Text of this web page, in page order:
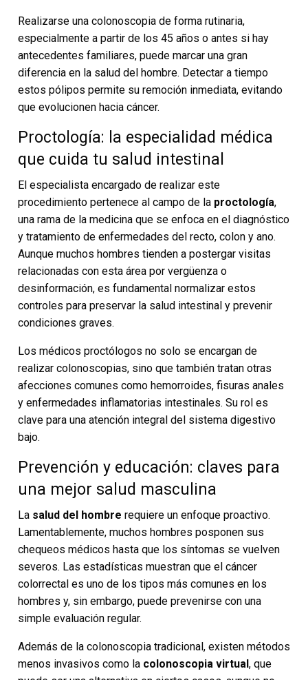
Realizarse una colonoscopia de forma rutinaria,
especialmente a partir de los 45 años o antes si hay
antecedentes familiares, puede marcar una gran
diferencia en la salud del hombre. Detectar a tiempo
estos pólipos permite su remoción inmediata, evitando
que evolucionen hacia cáncer.
Proctología: la especialidad médica
que cuida tu salud intestinal
El especialista encargado de realizar este
procedimiento pertenece al campo de la proctología,
una rama de la medicina que se enfoca en el diagnóstico
y tratamiento de enfermedades del recto, colon y ano.
Aunque muchos hombres tienden a postergar visitas
relacionadas con esta área por vergüenza o
desinformación, es fundamental normalizar estos
controles para preservar la salud intestinal y prevenir
condiciones graves.
Los médicos proctólogos no solo se encargan de
realizar colonoscopias, sino que también tratan otras
afecciones comunes como hemorroides, fisuras anales
y enfermedades inflamatorias intestinales. Su rol es
clave para una atención integral del sistema digestivo
bajo.
Prevención y educación: claves para
una mejor salud masculina
La salud del hombre requiere un enfoque proactivo.
Lamentablemente, muchos hombres posponen sus
chequeos médicos hasta que los síntomas se vuelven
severos. Las estadísticas muestran que el cáncer
colorrectal es uno de los tipos más comunes en los
hombres y, sin embargo, puede prevenirse con una
simple evaluación regular.
Además de la colonoscopia tradicional, existen métodos
menos invasivos como la colonoscopia virtual, que